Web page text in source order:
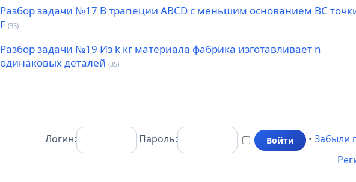
Разбор задачи №17 В трапеции ABCD с меньшим основанием BC
F (35)
Разбор задачи №19 Из k кг материала фабрика изготавливает n
одинаковых деталей (35)
Логин: Пароль: • Забыли